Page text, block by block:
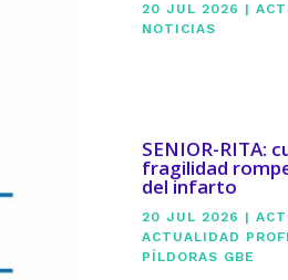
20 JUL 2026 |
NOTICIAS
SENIOR-RITA:
fragilidad
del infarto
20 JUL 2026 |
ACTUALIDAD
PÍLDORAS GBE